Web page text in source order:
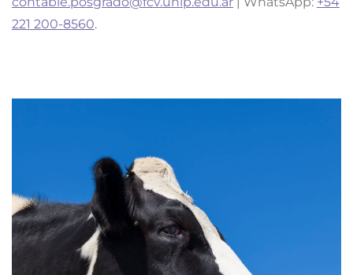
221 200-8560.